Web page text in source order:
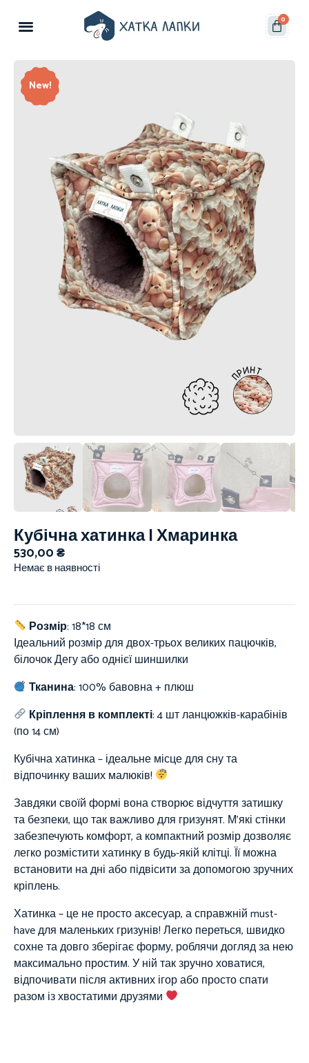
0
New!
Кубічна хатинка | Хмаринка
530,00₴
Немає в наявності
Розмір:18*18 см
Ідеальний розмір для двох-трьох великих пацючків,
білочок Дегу або однієї шиншилки
Тканина:100% бавовна + плюш
Кріплення в комплекті: 4 шт ланцюжків-карабінів
(по 14 см)
Кубічна хатинка – ідеальне місце для сну та
відпочинку ваших малюків!
Завдяки своїй формі вона створює відчуття затишку
та безпеки, що так важливо для гризунят. М’які стінки
забезпечують комфорт, а компактний розмір дозволяє
легко розмістити хатинку в будь-якій клітці. Її можна
встановити на дні або підвісити за допомогою зручних
кріплень.
Хатинка – це не просто аксесуар, а справжній must-
have для маленьких гризунів! Легко переться, швидко
сохне та довго зберігає форму, роблячи догляд за нею
максимально простим. У ній так зручно ховатися,
відпочивати після активних ігор або просто спати
разом із хвостатими друзями